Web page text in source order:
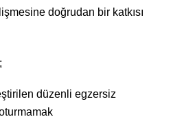
doğrudan bir katkısı
düzenli egzersiz